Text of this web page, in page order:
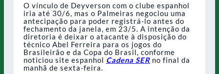
O vínculo de Deyverson com o clube espanhol
iria até 30/6, mas o Palmeiras negociou uma
antecipação para poder registrá-lo antes do
fechamento da janela, em 23/5. A intenção da
diretoria é deixar o atacante à disposição do
técnico Abel Ferreira para os jogos do
Brasileirão e da Copa do Brasil, conforme
noticiou site espanhol Cadena SER no final da
manhã de sexta-feira.